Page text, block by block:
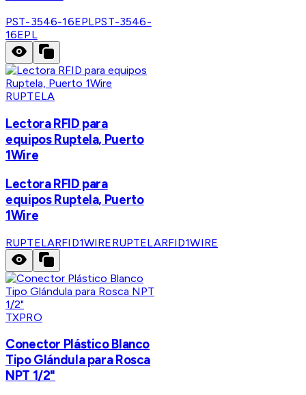
PST-3546-16EPLPST-3546-
16EPL
RUPTELA
Lectora RFID para
equipos Ruptela, Puerto
1Wire
Lectora RFID para
equipos Ruptela, Puerto
1Wire
RUPTELARFID1WIRERUPTELARFID1WIRE
TXPRO
Conector Plástico Blanco
Tipo Glándula para Rosca
NPT 1/2"